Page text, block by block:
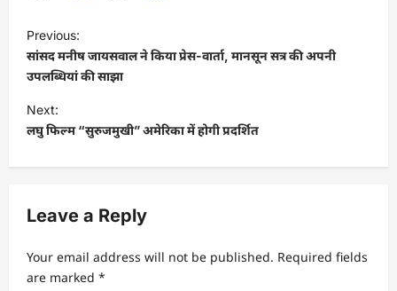
o
s
t
n
a
i
a
Previous:
सांसद मनीष जायसवाल ने किया प्रेस-वार्ता, मानसून सत्र की अपनी
उपलब्धियां की साझा
Next:
लघु फिल्म “सुरुजमुखी” अमेरिका में होगी प्रदर्शित
Leave a Reply
Your email address will not be published. Required fields
are marked *